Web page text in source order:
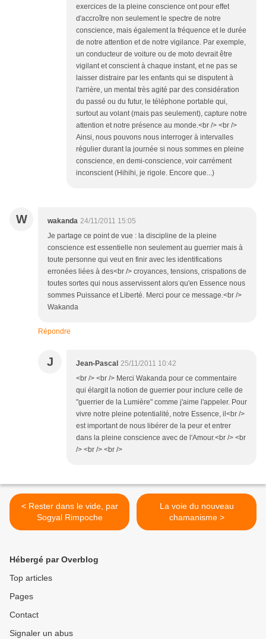
exercices de la pleine conscience ont pour effet
d'accroître non seulement le spectre de notre
conscience, mais également la fréquence et le durée
de notre attention et de notre vigilance. Par exemple,
un conducteur de voiture ou de moto devrait être
vigilant et conscient à chaque instant, et ne pas se
laisser distraire par les enfants qui se disputent à
l'arrière, un mental très agité par des considération
du passé ou du futur, le téléphone portable qui,
surtout au volant (mais pas seulement), capture notre
attention et notre présence au monde.<br /> <br />
Ainsi, nous pouvons nous interroger à intervalles
régulier durant la journée si nous sommes en pleine
conscience, en demi-conscience, voir carrément
inconscient (Hihihi, je rigole. Encore que...)
W wakanda 24/11/2011 15:05
Je partage ce point de vue : la discipline de la pleine
conscience est essentielle non seulement au guerrier mais à
toute personne qui veut en finir avec les identifications
erronées liées à des<br /> croyances, tensions, crispations de
toutes sortes qui nous asservissent alors qu'en Essence nous
sommes Puissance et Liberté. Merci pour ce message.<br />
Wakanda
Répondre
J Jean-Pascal 25/11/2011 10:42
<br /> <br /> Merci Wakanda pour ce commentaire
qui élargit la notion de guerrier pour inclure celle de
"guerrier de la Lumière" comme j'aime l'appeler. Pour
vivre notre pleine potentialité, notre Essence, il<br />
est important de nous libérer de la peur et entrer
dans la pleine conscience avec de l'Amour.<br /> <br
/> <br /> <br />
< Rester dans le vide, par
Sogyal Rimpoche
La voie du nouveau
chamanisme >
Hébergé par Overblog
Top articles
Pages
Contact
Signaler un abus